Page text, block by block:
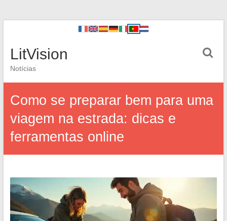
LitVision
Notícias
Como se preparar bem para uma
viagem na estrada: dicas e
ferramentas online